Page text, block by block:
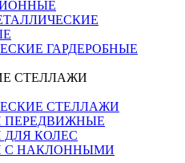
ГАРДЕРОБНЫЕ
СТЕЛЛАЖИ
СТЕЛЛАЖИ
ПЕРЕДВИЖНЫЕ
КОЛЕС
С НАКЛОННЫМИ